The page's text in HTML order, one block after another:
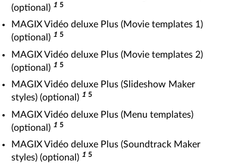
(optional) 1 5
MAGIX Vidéo deluxe Plus (Movie templates 1)
(optional) 1 5
MAGIX Vidéo deluxe Plus (Movie templates 2)
(optional) 1 5
MAGIX Vidéo deluxe Plus (Slideshow Maker
styles) (optional) 1 5
MAGIX Vidéo deluxe Plus (Menu templates)
(optional) 1 5
MAGIX Vidéo deluxe Plus (Soundtrack Maker
styles) (optional) 1 5